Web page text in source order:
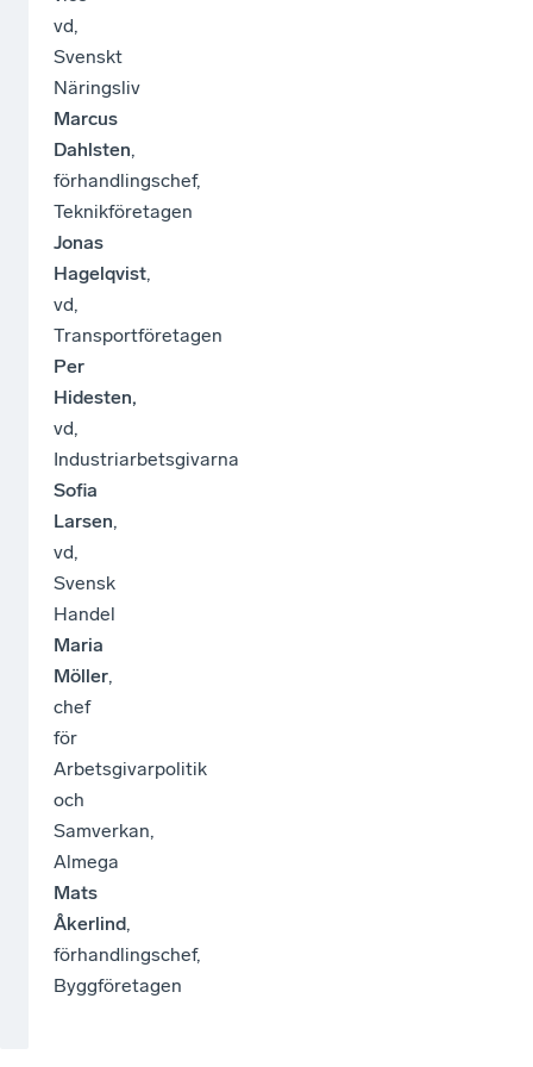
vd,
Svenskt
Näringsliv
Marcus
Dahlsten,
förhandlingschef,
Teknikföretagen
Jonas
Hagelqvist,
vd,
Transportföretagen
Per
Hidesten,
vd,
Industriarbetsgivarna
Sofia
Larsen,
vd,
Svensk
Handel
Maria
Möller,
chef
för
Arbetsgivarpolitik
och
Samverkan,
Almega
Mats
Åkerlind,
förhandlingschef,
Byggföretagen